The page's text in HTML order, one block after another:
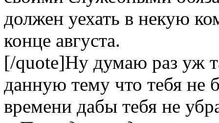
должен уехать в некую
конце августа.
[/quote]Ну думаю раз уж
данную тему что тебя не
времени дабы тебя не